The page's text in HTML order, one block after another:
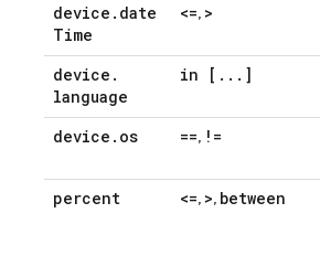
device . date
Time
<=, >
device .
language
in [ . . . ]
device . os ==, !=
percent <=, >, between